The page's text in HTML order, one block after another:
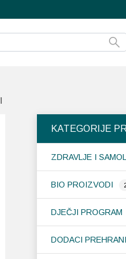
KATEGORIJE
ZDRAVLJE I
BIO PROIZVODI
DJEČJI PROGRAM
DODACI PREHRANI